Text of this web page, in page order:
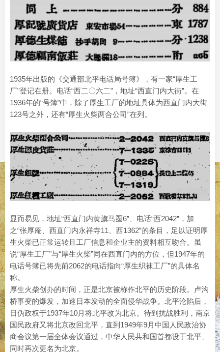
1935年出版的《交通部北平电话局号簿》，有一家“厚生工
厂”登记在册。电话“西二〇六二”，地址“西直门内大街”。在
1936年的“号簿”中，除了厚生工厂的地址具体为西直门内大街
123号之外，还有“厚生火柴两合公司”在列。
显而易见，地址“西直门内黄旗马圈6”、电话“西2042”，加
之“张厚庵、西直门内永祥寺11、西1362”的条目，足以证明厚
生火柴已正常运转且工厂信息和企业主的资料相互吻合。虽
说“厚生工厂”与“厚生火柴”同在西直门内的方位，但1947年的
电话号簿已将先前2062的电话指向“厚生织袜工厂”的具体名
称。
厚生火柴创办的时间，正是北京被称作北平的历史阶段。卢沟
桥事变的爆发，加速日本发动的全面侵华战争。北平沦陷后，
日伪政权于1937年10月将北平改为北京。待到抗战胜利，南京
国民政府又将北京改回北平，直到1949年9月中国人民政治协
商会议第一届全体会议通过，中华人民共和国首都设于北平、
同时再次更名为北京。